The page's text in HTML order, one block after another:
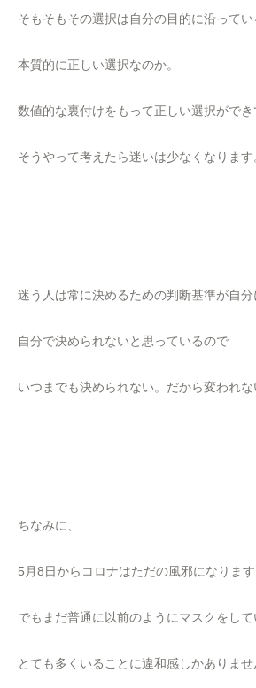
そもそもその選択は自分の目的に沿ってい
本質的に正しい選択なのか。
数値的な裏付けをもって正しい選択ができ
そうやって考えたら迷いは少なくなります
迷う人は常に決めるための判断基準が自分
自分で決められないと思っているので
いつまでも決められない。だから変われな
ちなみに、
5月8日からコロナはただの風邪になります
でもまだ普通に以前のようにマスクをし
とても多くいることに違和感しかありませ